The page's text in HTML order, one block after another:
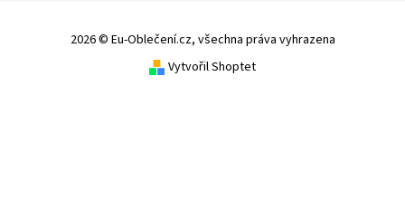
2026 © Eu-Oblečení.cz, všechna práva vyhrazena
Vytvořil Shoptet